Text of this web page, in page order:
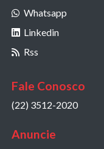
Whatsapp
Linkedin
Rss
Fale Conosco
(22) 3512-2020
Anuncie